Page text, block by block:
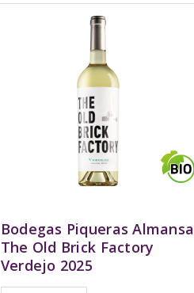
Bodegas Piqueras Almansa
The Old Brick Factory
Verdejo 2025